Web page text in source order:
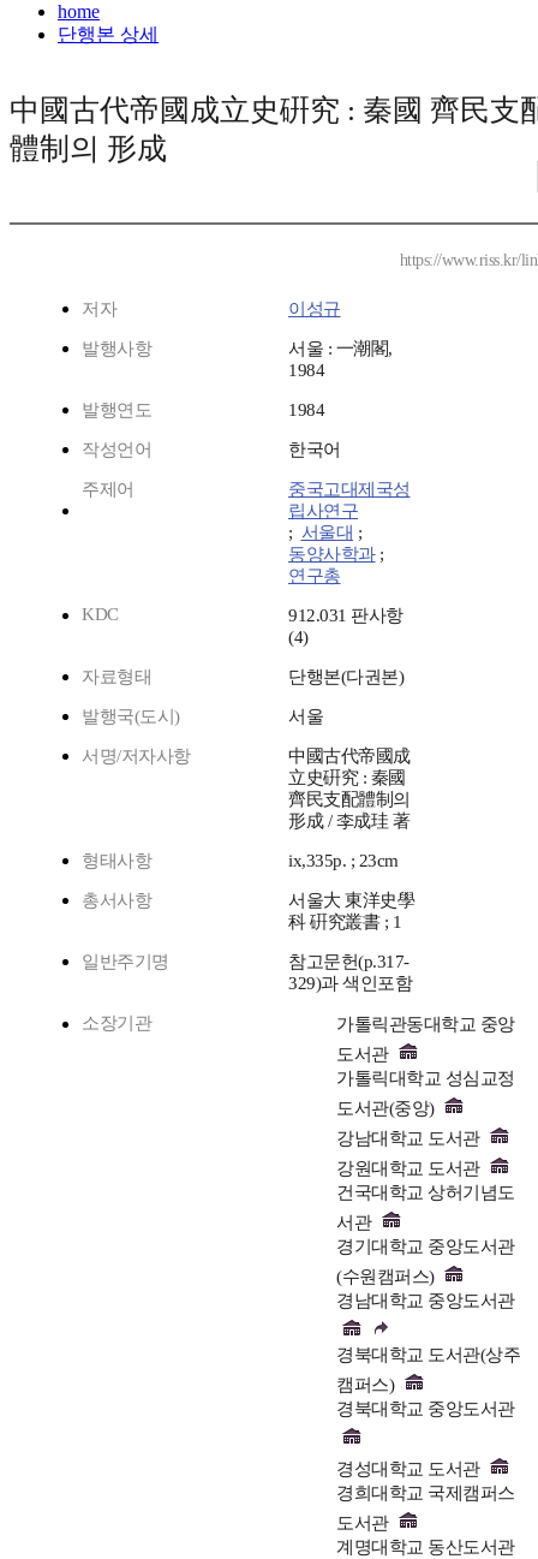
home
단행본 상세
中國古代帝國成立史硏究 : 秦國 齊民支
體制의 形成
https://www.riss.kr/
저자 이성규
발행사항
서울 : 一潮閣,
1984
발행연도 1984
작성언어 한국어
주제어
중국고대제국성
립사연구
; 서울대 ;
동양사학과;
연구총
KDC
912.031 판사항
(4)
자료형태 단행본(다권본)
발행국(도시) 서울
서명/저자사항
中國古代帝國成
立史硏究 : 秦國
齊民支配體制의
形成 / 李成珪 著
형태사항 ix,335p. ; 23cm
총서사항
서울大 東洋史學
科 硏究叢書 ; 1
일반주기명
참고문헌(p.317-
329)과 색인포함
소장기관
가톨릭관동대학교 중앙
도서관
가톨릭대학교 성심교정
도서관(중앙)
강남대학교 도서관
강원대학교 도서관
건국대학교 상허기념도
서관
경기대학교 중앙도서관
(수원캠퍼스)
경남대학교 중앙도서관
경북대학교 도서관(상주
캠퍼스)
경북대학교 중앙도서관
경성대학교 도서관
경희대학교 국제캠퍼스
도서관
계명대학교 동산도서관